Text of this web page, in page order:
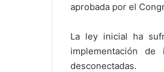
aprobada por el
La ley inicial ha
implementación
desconectadas.